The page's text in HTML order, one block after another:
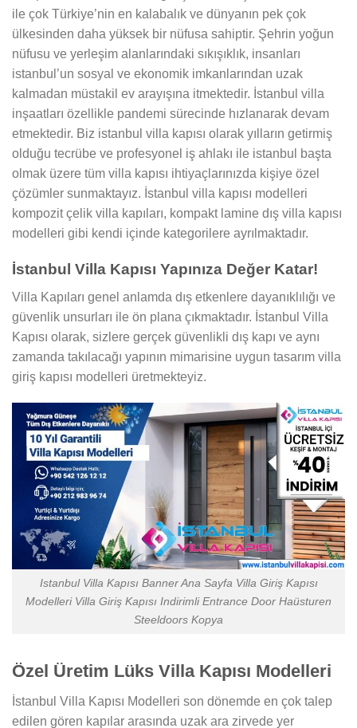
ile çok Türkiye’nin en kalabalık ve dünyanın pek çok
ülkesinden daha yüksek bir nüfusa sahiptir. Şehrin yoğun
nüfusu ve yerleşim alanlarındaki sıkışıklık, insanları
istanbul’un sosyal ve ekonomik imkanlarından uzak
kalmadan müstakil ev arayışına itmektedir. İstanbul villa
inşaatları özellikle pandemi sürecinde hızlanarak devam
etmektedir. Biz istanbul villa kapısı olarak yılların getirmiş
olduğu tecrübe ve profesyonel iş ahlakı ile istanbul başta
olmak üzere tüm villa kapısı ihtiyaçlarınızda kişiye özel
çözümler sunmaktayız. İstanbul villa kapısı modelleri
kompozit çelik villa kapıları, kompakt lamine dış villa kapısı
modelleri gibi kendi içinde kategorilere ayrılmaktadır.
İstanbul Villa Kapısı Yapınıza Değer Katar!
Villa Kapıları genel anlamda dış etkenlere dayanıklılığı ve
güvenlik unsurları ile ön plana çıkmaktadır. İstanbul Villa
Kapısı olarak, sizlere gerçek güvenlikli dış kapı ve aynı
zamanda takılacağı yapının mimarisine uygun tasarım villa
giriş kapısı modelleri üretmekteyiz.
Istanbul Villa Kapısı Banner Ana Sayfa Villa Giriş Kapısı
Modelleri Villa Giriş Kapısı Indirimli Entrance Door Haüsturen
Steeldoors Kopya
Özel Üretim Lüks Villa Kapısı Modelleri
İstanbul Villa Kapısı Modelleri son dönemde en çok talep
edilen gören kapılar arasında uzak ara zirvede yer